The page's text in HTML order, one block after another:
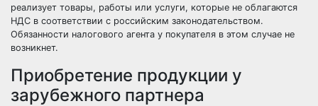
реализует товары, работы или услуги, которые не облагаются
НДС в соответствии с российским законодательством.
Обязанности налогового агента у покупателя в этом случае не
возникнет.
Приобретение продукции у
зарубежного партнера